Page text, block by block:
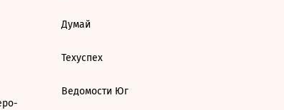
Думай
Техуспех
Ведомости Юг